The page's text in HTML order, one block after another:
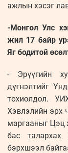
ажлын хэсэг
-Монгол Улс
жил 17 байр
Яг бодитой
- Эрүүгийн
дүгнэлтийг
тохиолдол.
Хэвлэлийн эрх
маргааныг Цэц
бас
бэрхшээл